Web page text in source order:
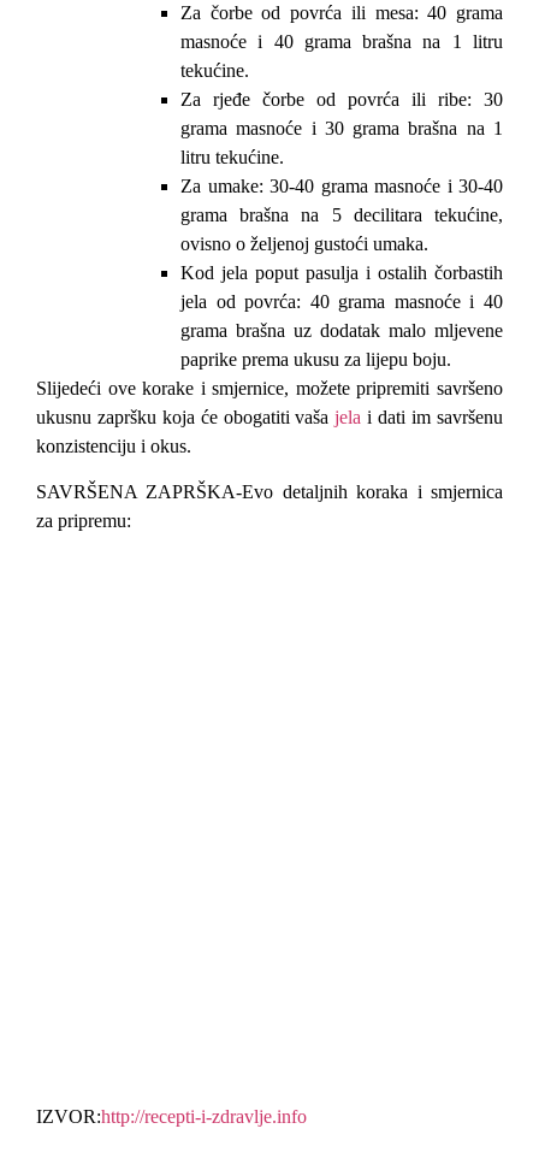
Za čorbe od povrća ili mesa: 40 grama
masnoće i 40 grama brašna na 1 litru
tekućine.
Za rjeđe čorbe od povrća ili ribe: 30
grama masnoće i 30 grama brašna na 1
litru tekućine.
Za umake: 30-40 grama masnoće i 30-40
grama brašna na 5 decilitara tekućine,
ovisno o željenoj gustoći umaka.
Kod jela poput pasulja i ostalih čorbastih
jela od povrća: 40 grama masnoće i 40
grama brašna uz dodatak malo mljevene
paprike prema ukusu za lijepu boju.
Slijedeći ove korake i smjernice, možete pripremiti savršeno
ukusnu zapršku koja će obogatiti vašajela i dati im savršenu
konzistenciju i okus.
SAVRŠENA ZAPRŠKA-Evo detaljnih koraka i smjernica
za pripremu:
IZVOR:http://recepti-i-zdravlje.info